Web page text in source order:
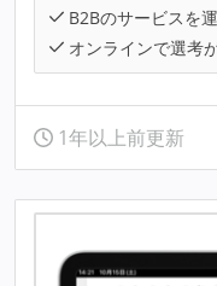
B2Bのサービスを
オンラインで選考
1年以上前更新